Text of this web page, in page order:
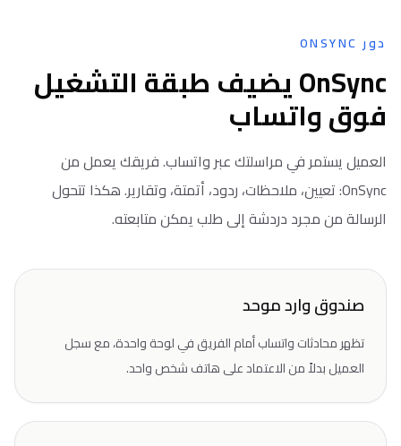
دور ONSYNC
OnSync يضيف طبقة التشغيل
فوق واتساب
العميل يستمر في مراسلتك عبر واتساب. فريقك يعمل من
OnSync: تعيين، ملاحظات، ردود، أتمتة، وتقارير. هكذا تتحول
الرسالة من مجرد دردشة إلى طلب يمكن متابعته.
صندوق وارد موحد
تظهر محادثات واتساب أمام الفريق في لوحة واحدة، مع سجل
العميل بدلاً من الاعتماد على هاتف شخص واحد.